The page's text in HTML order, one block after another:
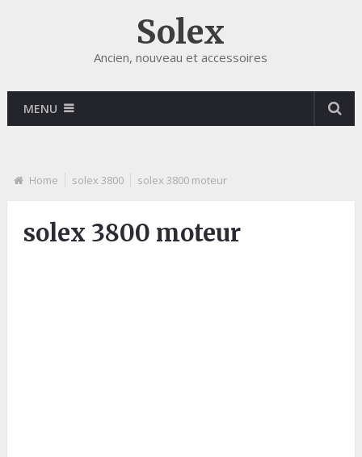
Solex
Ancien, nouveau et accessoires
MENU
Home solex 3800 solex 3800 moteur
solex 3800 moteur